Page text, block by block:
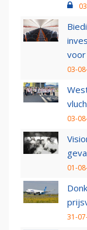
03-
03-
01-
31-